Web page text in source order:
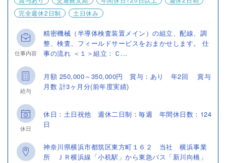
完全週休2日制
土日休み
仕事内容
精密機械（半導体検査装置メイン）の組立、配線、調
整、検査、フィールドサービスをおまかせします。 仕
事の流れ ＜１＞組立：Ｃ...
給与
月額 250,000～350,000円 賞与：あり 年2回 賞与
月数 計3ヶ月分(前年度実績)
休日
休日：土日祝他 週休二日制：毎週 年間休日数：124
日
神奈川県横浜市都筑区東方町１６２ 当社 横浜事業
所 ＪＲ横浜線「小机駅」から東急バス「新川向橋」